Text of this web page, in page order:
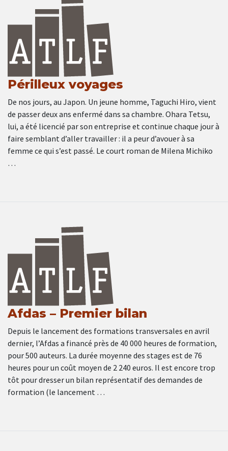
Périlleux voyages
De nos jours, au Japon. Un jeune homme, Taguchi Hiro, vient
de passer deux ans enfermé dans sa chambre. Ohara Tetsu,
lui, a été licencié par son entreprise et continue chaque jour à
faire semblant d’aller travailler : il a peur d’avouer à sa
femme ce qui s’est passé. Le court roman de Milena Michiko
…
Afdas – Premier bilan
Depuis le lancement des formations transversales en avril
dernier, l’Afdas a financé près de 40 000 heures de formation,
pour 500 auteurs. La durée moyenne des stages est de 76
heures pour un coût moyen de 2 240 euros. Il est encore trop
tôt pour dresser un bilan représentatif des demandes de
formation (le lancement …